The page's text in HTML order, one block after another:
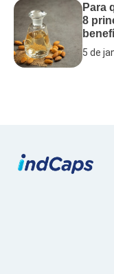
Para
8
5 de